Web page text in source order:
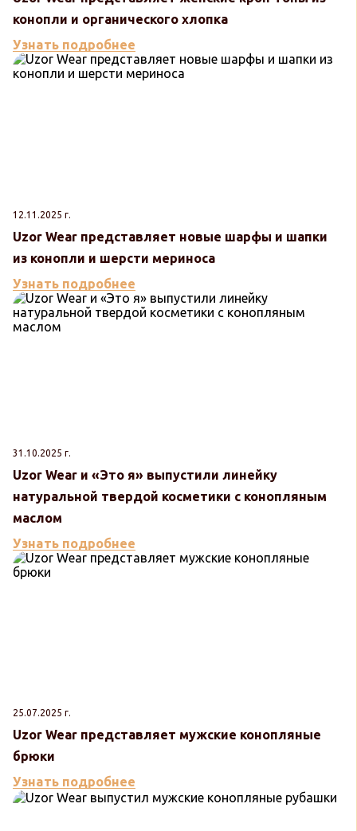
конопли и органического хлопка
Узнать подробнее
12.11.2025 г.
Uzor Wear представляет новые шарфы и шапки
из конопли и шерсти мериноса
Узнать подробнее
31.10.2025 г.
Uzor Wear и «Это я» выпустили линейку
натуральной твердой косметики с конопляным
маслом
Узнать подробнее
25.07.2025 г.
Uzor Wear представляет мужские конопляные
брюки
Узнать подробнее